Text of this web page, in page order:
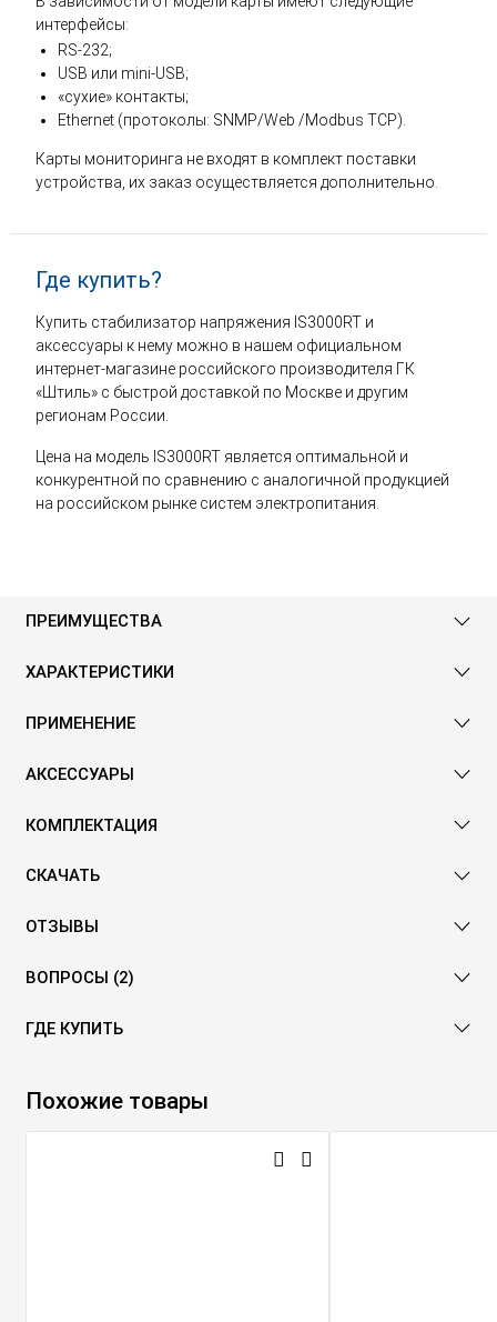
интерфейсы:
RS-232;
USB или mini-USB;
«сухие» контакты;
Ethernet (протоколы: SNMP/Web /Modbus TCP).
Карты мониторинга не входят в комплект поставки
устройства, их заказ осуществляется дополнительно.
Где купить?
Купить стабилизатор напряжения IS3000RT и
аксессуары к нему можно в нашем официальном
интернет-магазине российского производителя ГК
«Штиль» с быстрой доставкой по Москве и другим
регионам России.
Цена на модель IS3000RT является оптимальной и
конкурентной по сравнению с аналогичной продукцией
на российском рынке систем электропитания.
ПРЕИМУЩЕСТВА
ХАРАКТЕРИСТИКИ
ПРИМЕНЕНИЕ
АКСЕССУАРЫ
КОМПЛЕКТАЦИЯ
СКАЧАТЬ
ОТЗЫВЫ
ВОПРОСЫ (2)
ГДЕ КУПИТЬ
Похожие товары